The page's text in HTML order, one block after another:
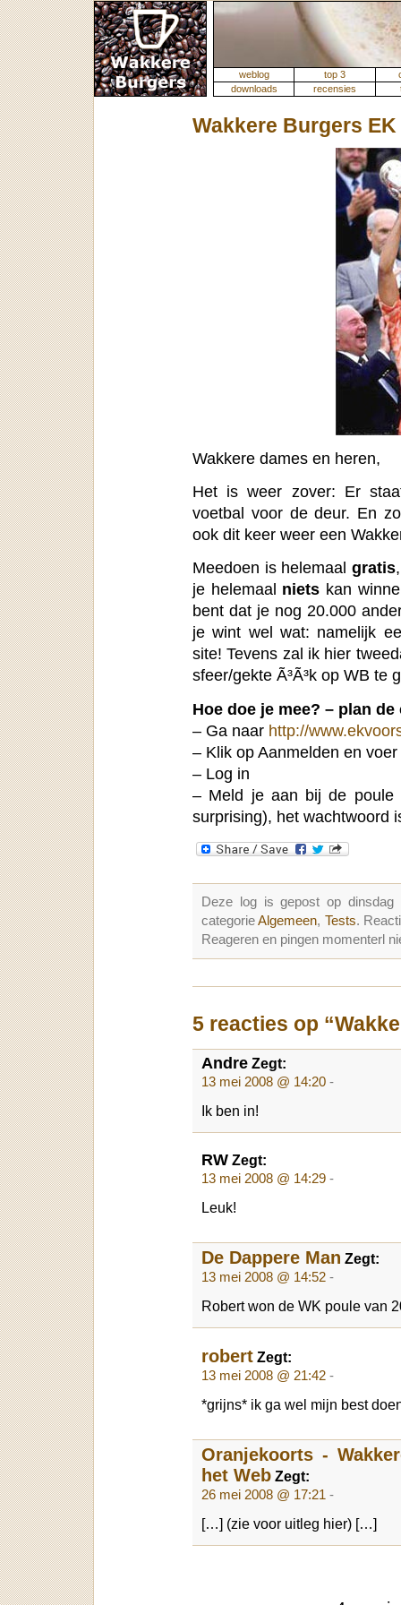
weblog top 3
downloads
recensies
Wakkere Burgers
Wakkere dames en heren,
Het is weer zover: Er
voetbal voor de deur. En
ook dit keer weer een
Meedoen is helemaal gratis
je helemaal niets kan
bent dat je nog 20.000
je wint wel wat: namelijk
site! Tevens zal ik hier
sfeer/gekte Ã³Ã³k op WB te
Hoe doe je mee? – plan
– Ga naar http://
– Klik op Aanmelden en
– Log in
– Meld je aan bij de
surprising), het wachtwoord
Deze log is gepost op
categorieAlgemeen, Tests.
Reageren en pingen momenterl
5 reacties op
Andre Zegt:
13 mei 2008 @ 14:20 -
Ik ben in!
RW Zegt:
13 mei 2008 @ 14:29 -
Leuk!
De Dappere Man Zegt:
13 mei 2008 @ 14:52 -
Robert won de WK poule van
robert Zegt:
13 mei 2008 @ 21:42 -
*grijns* ik ga wel mijn best
Oranjekoorts -
het Web Zegt:
26 mei 2008 @ 17:21 -
[…] (zie voor uitleg hier) […]